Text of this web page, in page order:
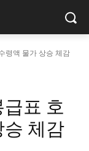
령액 물가 상승 체감
표 호
승 체감